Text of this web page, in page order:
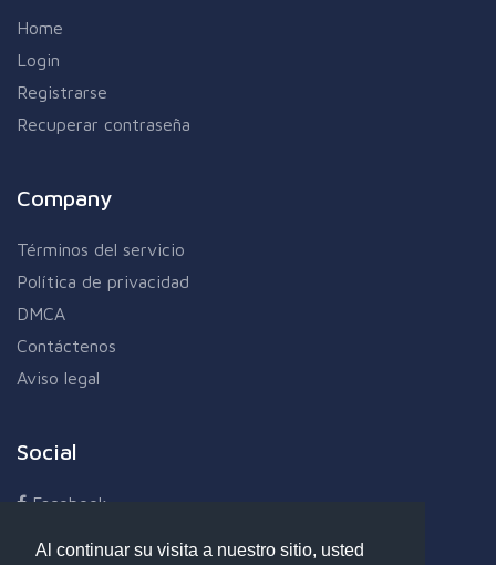
Al continuar su visita a nuestro sitio, usted
Home
Login
Registrarse
Recuperar contraseña
Company
Términos del servicio
Política de privacidad
DMCA
Contáctenos
Aviso legal
Social
Facebook